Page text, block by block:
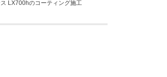
LX700hのコーティング施工